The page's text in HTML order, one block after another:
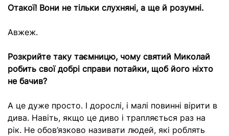
Отакої! Вони не тільки слухняні, а ще й розумні.
Авжеж.
Розкрийте таку таємницю, чому святий Миколай
робить свої добрі справи потайки, щоб його ніхто
не бачив?
А це дуже просто. І дорослі, і малі повинні вірити в
дива. Навіть, якщо це диво і трапляється раз на
рік. Не обов’язково називати людей, які роблять